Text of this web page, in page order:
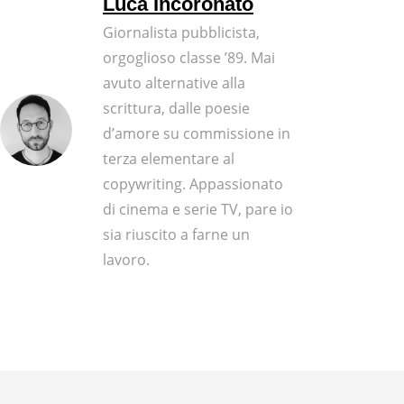
Giornalista pubblicista,
orgoglioso classe ’89. Mai
avuto alternative alla
scrittura, dalle poesie
d’amore su commissione in
terza elementare al
copywriting. Appassionato
di cinema e serie TV, pare io
sia riuscito a farne un
lavoro.